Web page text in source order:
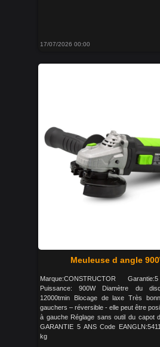
17/07/2026 00:00
Meuleuse d angle
Marque:CONSTRUCTOR
Puissance: 900W Diamètre du
12000tmin Blocage de laxe Très
gauchers – réversible - elle peut être
à gauche Réglage sans outil du capot
GARANTIE 5 ANS Code
kg